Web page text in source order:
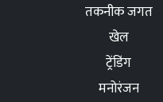
तकनीक जगत
खेल
ट्रेंडिंग
मनोरंजन